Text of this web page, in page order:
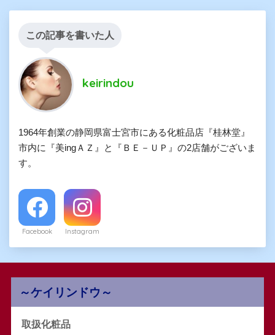
この記事を書いた人
keirindou
1964年創業の静岡県富士宮市にある化粧品店『桂林堂』
市内に『美ingＡＺ』と『ＢＥ－ＵＰ』の2店舗がございま
す。
Facebook Instagram
～ケイリンドウ～
取扱化粧品